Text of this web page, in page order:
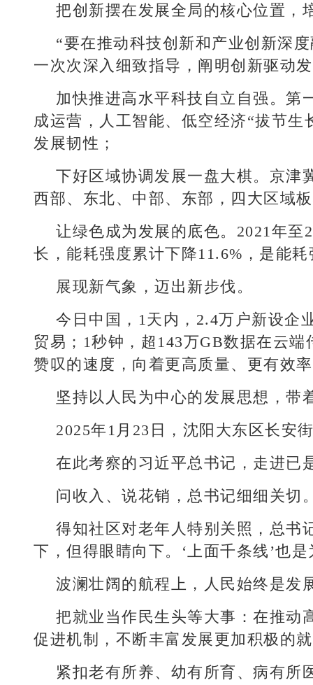
把创新摆在发展全局的核心位置，
“要在推动科技创新和产业创新深
一次次深入细致指导，阐明创新驱动
加快推进高水平科技自立自强。第
成运营，人工智能、低空经济“拔节
发展韧性；
下好区域协调发展一盘大棋。京津
西部、东北、中部、东部，四大区域
让绿色成为发展的底色。2021年至
长，能耗强度累计下降11.6%，是能
展现新气象，迈出新步伐。
今日中国，1天内，2.4万户新设企
贸易；1秒钟，超143万GB数据在云
赞叹的速度，向着更高质量、更有效
坚持以人民为中心的发展思想，
2025年1月23日，沈阳大东区长安
在此考察的习近平总书记，走进已
问收入、说花销，总书记细细关切
得知社区对老年人特别关照，总书
下，但得眼睛向下。‘上面千条线’也
波澜壮阔的航程上，人民始终是发
把就业当作民生头等大事：在推动
促进机制，不断丰富发展更加积极的
紧扣老有所养、幼有所育、病有所